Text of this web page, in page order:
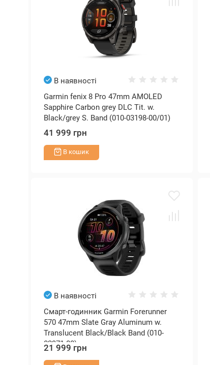
В наявності
Garmin fenix 8 Pro 47mm AMOLED
Sapphire Carbon grey DLC Tit. w.
Black/grey S. Band (010-03198-00/01)
41 999 грн
В кошик
В наявності
Смарт-годинник Garmin Forerunner
570 47mm Slate Gray Aluminum w.
Translucent Black/Black Band (010-
02971-00)
21 999 грн